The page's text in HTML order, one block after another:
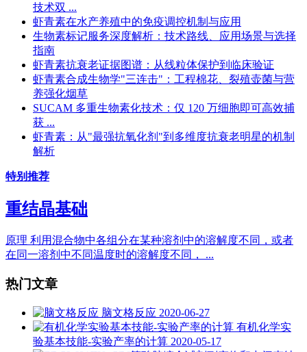
技术双 ...
虾青素在水产养殖中的免疫调控机制与应用
生物素标记服务深度解析：技术路线、应用场景与选择
指南
虾青素抗衰老证据图谱：从线粒体保护到临床验证
虾青素合成生物学"三连击"：工程棉花、裂殖壶菌与营
养强化烟草
SUCAM 多重生物素化技术：仅 120 万细胞即可高效捕
获 ...
虾青素：从"最强抗氧化剂"到多维度抗衰老明星的机制
解析
特别推荐
重结晶基础
原理 利用混合物中各组分在某种溶剂中的溶解度不同，或者
在同一溶剂中不同温度时的溶解度不同， ...
热门文章
脑文格反应 2020-06-27
有机化学实
验基本技能-实验产率的计算 2020-05-17